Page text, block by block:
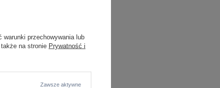
warunki przechowywania lub
na stronie Prywatność i
Zawsze aktywne